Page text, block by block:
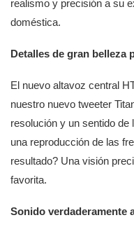
realismo y precisión a su
doméstica.
Detalles de gran belleza
El nuevo altavoz central
nuestro nuevo tweeter
resolución y un sentido
una reproducción de las
resultado? Una visión
favorita.
Sonido verdaderamente